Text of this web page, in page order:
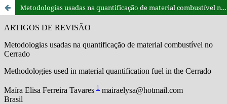
Metodologias usadas na quantificação de material combustível no Cerrado